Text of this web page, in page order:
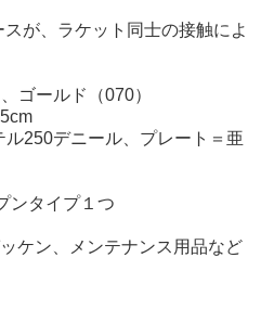
が、ラケット同士の接触によ
ゴールド（070）
250デニール、プレート＝亜
ンタイプ１つ
ケン、メンテナンス用品など